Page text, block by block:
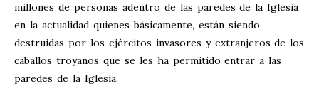
millones de personas adentro de las paredes de la Iglesia
en la actualidad quienes básicamente, están siendo
destruidas por los ejércitos invasores y extranjeros de los
caballos troyanos que se les ha permitido entrar a las
paredes de la Iglesia.